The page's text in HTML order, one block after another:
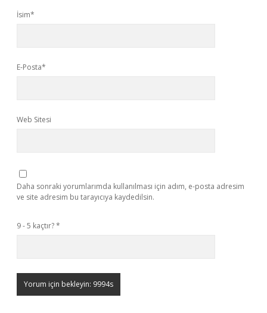
İsim*
E-Posta*
Web Sitesi
Daha sonraki yorumlarımda kullanılması için adım, e-posta adresim
ve site adresim bu tarayıcıya kaydedilsin.
9 - 5 kaçtır?*